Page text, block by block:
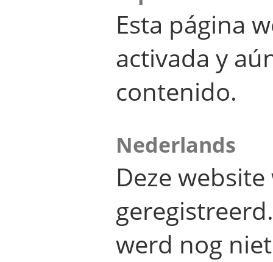
Esta página
activada y
contenido.
Nederlands
Deze
werd nog